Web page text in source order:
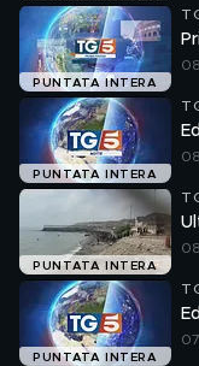
PUNTATA INTERA
PUNTATA INTERA
PUNTATA INTERA
PUNTATA INTERA